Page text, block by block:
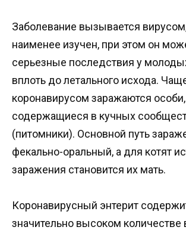
Заболевание вызывается
наименее изучен, при этом он
серьезные последствия у
вплоть до летального исхода.
коронавирусом заражаются особи,
содержащиеся в кучных
(питомники). Основной путь
фекально-оральный, а для котят
заражения становится их мать.
Коронавирусный энтерит
значительно высоком количестве